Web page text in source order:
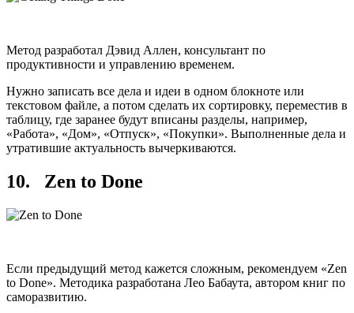
Метод разработал Дэвид Аллен, консультант по
продуктивности и управлению временем.
Нужно записать все дела и идеи в одном блокноте или
текстовом файле, а потом сделать их сортировку, переместив в
таблицу, где заранее будут вписаны разделы, например,
«Работа», «Дом», «Отпуск», «Покупки». Выполненные дела и
утратившие актуальность вычеркиваются.
10. Zen to Done
Если предыдущий метод кажется сложным, рекомендуем «Zen
to Done». Методика разработана Лео Бабаута, автором книг по
саморазвитию.